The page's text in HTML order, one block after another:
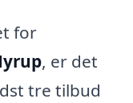
for
, er det
tre tilbud